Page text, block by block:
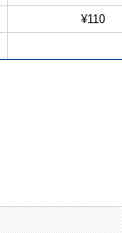
¥110